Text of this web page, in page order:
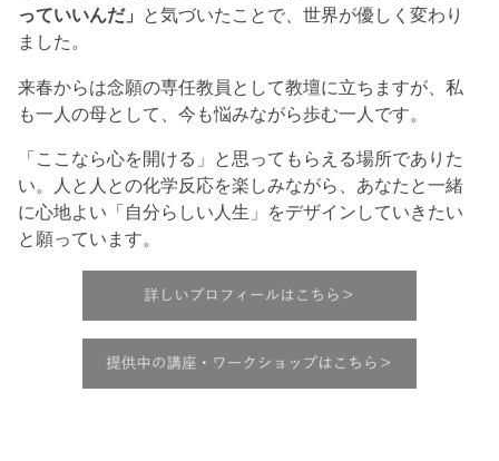
っていいんだ」 と気づいたことで、世界が優しく変わり
ました。
来春からは念願の専任教員として教壇に立ちますが、私
も一人の母として、今も悩みながら歩む一人です。
「ここなら心を開ける」と思ってもらえる場所でありた
い。人と人との化学反応を楽しみながら、あなたと一緒
に心地よい「自分らしい人生」をデザインしていきたい
と願っています。